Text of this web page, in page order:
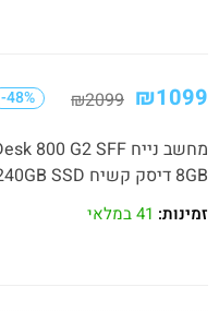
₪1099
₪2099
-48%
8GB דיסק קשיח 240GB SSD מערכת WINDOWS 10 PRO
זמינות: 41 במלאי